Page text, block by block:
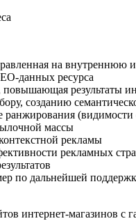
на
данных ресурса
результаты
созданию
(видимости
массы
рекламы
рекламных
по дальнейшей
интернет-магазинов с